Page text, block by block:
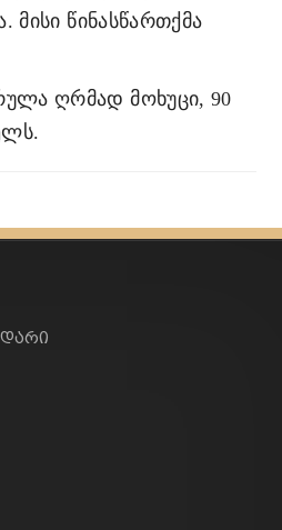
მისი წინასწართქმა
ღრმად მოხუცი, 90